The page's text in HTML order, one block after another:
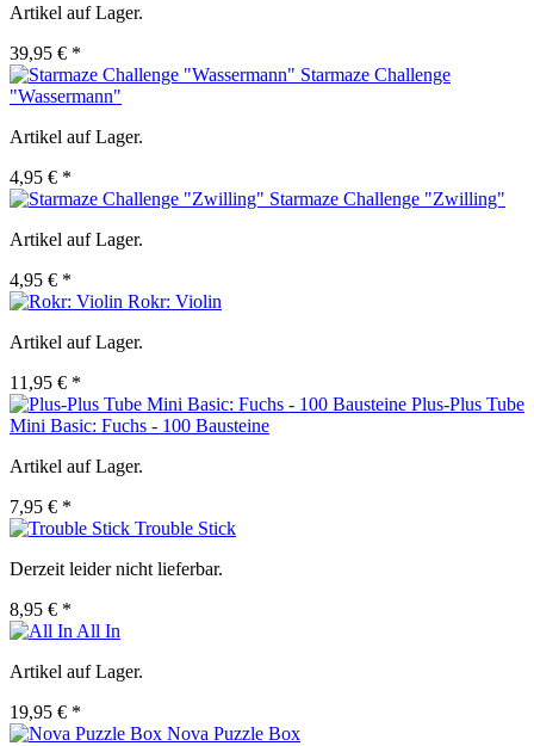
Artikel auf Lager.
39,95 € *
Starmaze Challenge
"Wassermann"
Artikel auf Lager.
4,95 € *
Starmaze Challenge "Zwilling"
Artikel auf Lager.
4,95 € *
Rokr: Violin
Artikel auf Lager.
11,95 € *
Plus-Plus Tube
Mini Basic: Fuchs - 100 Bausteine
Artikel auf Lager.
7,95 € *
Trouble Stick
Derzeit leider nicht lieferbar.
8,95 € *
All In
Artikel auf Lager.
19,95 € *
Nova Puzzle Box